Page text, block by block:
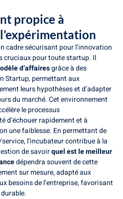
propice à
cadre sécurisant pour l’innovation
cruciaux pour toute startup. Il
d’affairesgrâce à des
Startup, permettant aux
leurs hypothèses et d’adapter
du marché. Cet environnement
le processus
d’échouer rapidement et à
une faiblesse. En permettant de
l’incubateur contribue à la
de savoirquel est le meilleur
dépendra souvent de cette
sur mesure, adapté aux
besoins de l’entreprise, favorisant